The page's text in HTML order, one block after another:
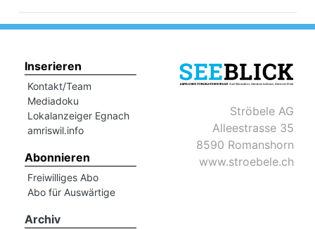
Inserieren
Kontakt/Team
Mediadoku
Lokalanzeiger Egnach
amriswil.info
Abonnieren
Freiwilliges Abo
Abo für Auswärtige
Archiv
Ströbele AG
Alleestrasse 35
8590 Romanshorn
www.stroebele.ch